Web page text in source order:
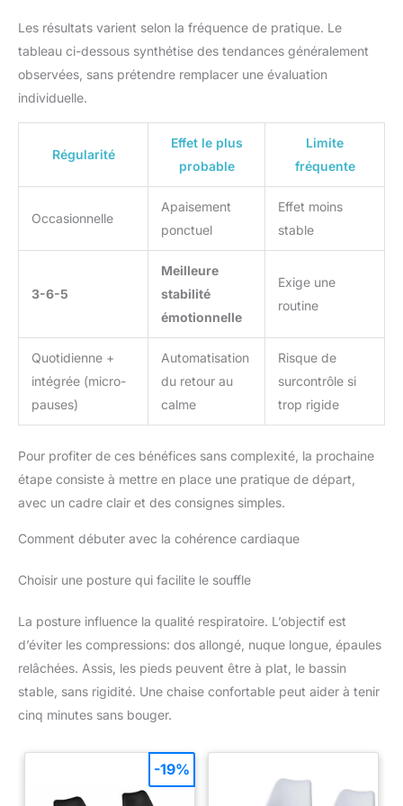
professionnels. Application Large: Ce time timer n'est pas
pour l'entraînement physique, les devoirs, les examens, les
jeux, les activités de classe et autres occasions de
chronométrage, ce qui en fait un outil de gestion du temps
multifonctionnel. Clair et Facile à Lire: Ce productivity timerest
clairement visible, pratique pour les utilisateurs qui souhaitent
vérifier rapidement le temps restant pendant la cuisine ou
d'autres activités chargées.
Les résultats varient selon la fréquence de pratique. Le
tableau ci-dessous synthétise des tendances généralement
observées, sans prétendre remplacer une évaluation
individuelle.
Régularité
Effet le plus
probable
Limite
fréquente
Occasionnelle
Apaisement
ponctuel
Effet moins
stable
3-6-5
Meilleure
stabilité
émotionnelle
Exige une
routine
Quotidienne +
intégrée (micro-
pauses)
Automatisation
du retour au
calme
Risque de
surcontrôle si
trop rigide
Pour profiter de ces bénéfices sans complexité, la prochaine
étape consiste à mettre en place une pratique de départ,
avec un cadre clair et des consignes simples.
Comment débuter avec la cohérence cardiaque
Choisir une posture qui facilite le souffle
La posture influence la qualité respiratoire. L’objectif est
d’éviter les compressions: dos allongé, nuque longue, épaules
relâchées. Assis, les pieds peuvent être à plat, le bassin
stable, sans rigidité. Une chaise confortable peut aider à tenir
cinq minutes sans bouger.
-19%